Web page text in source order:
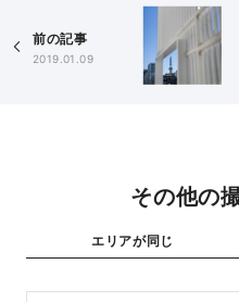
前の記事
2019.01.09
その他の
エリアが同じ